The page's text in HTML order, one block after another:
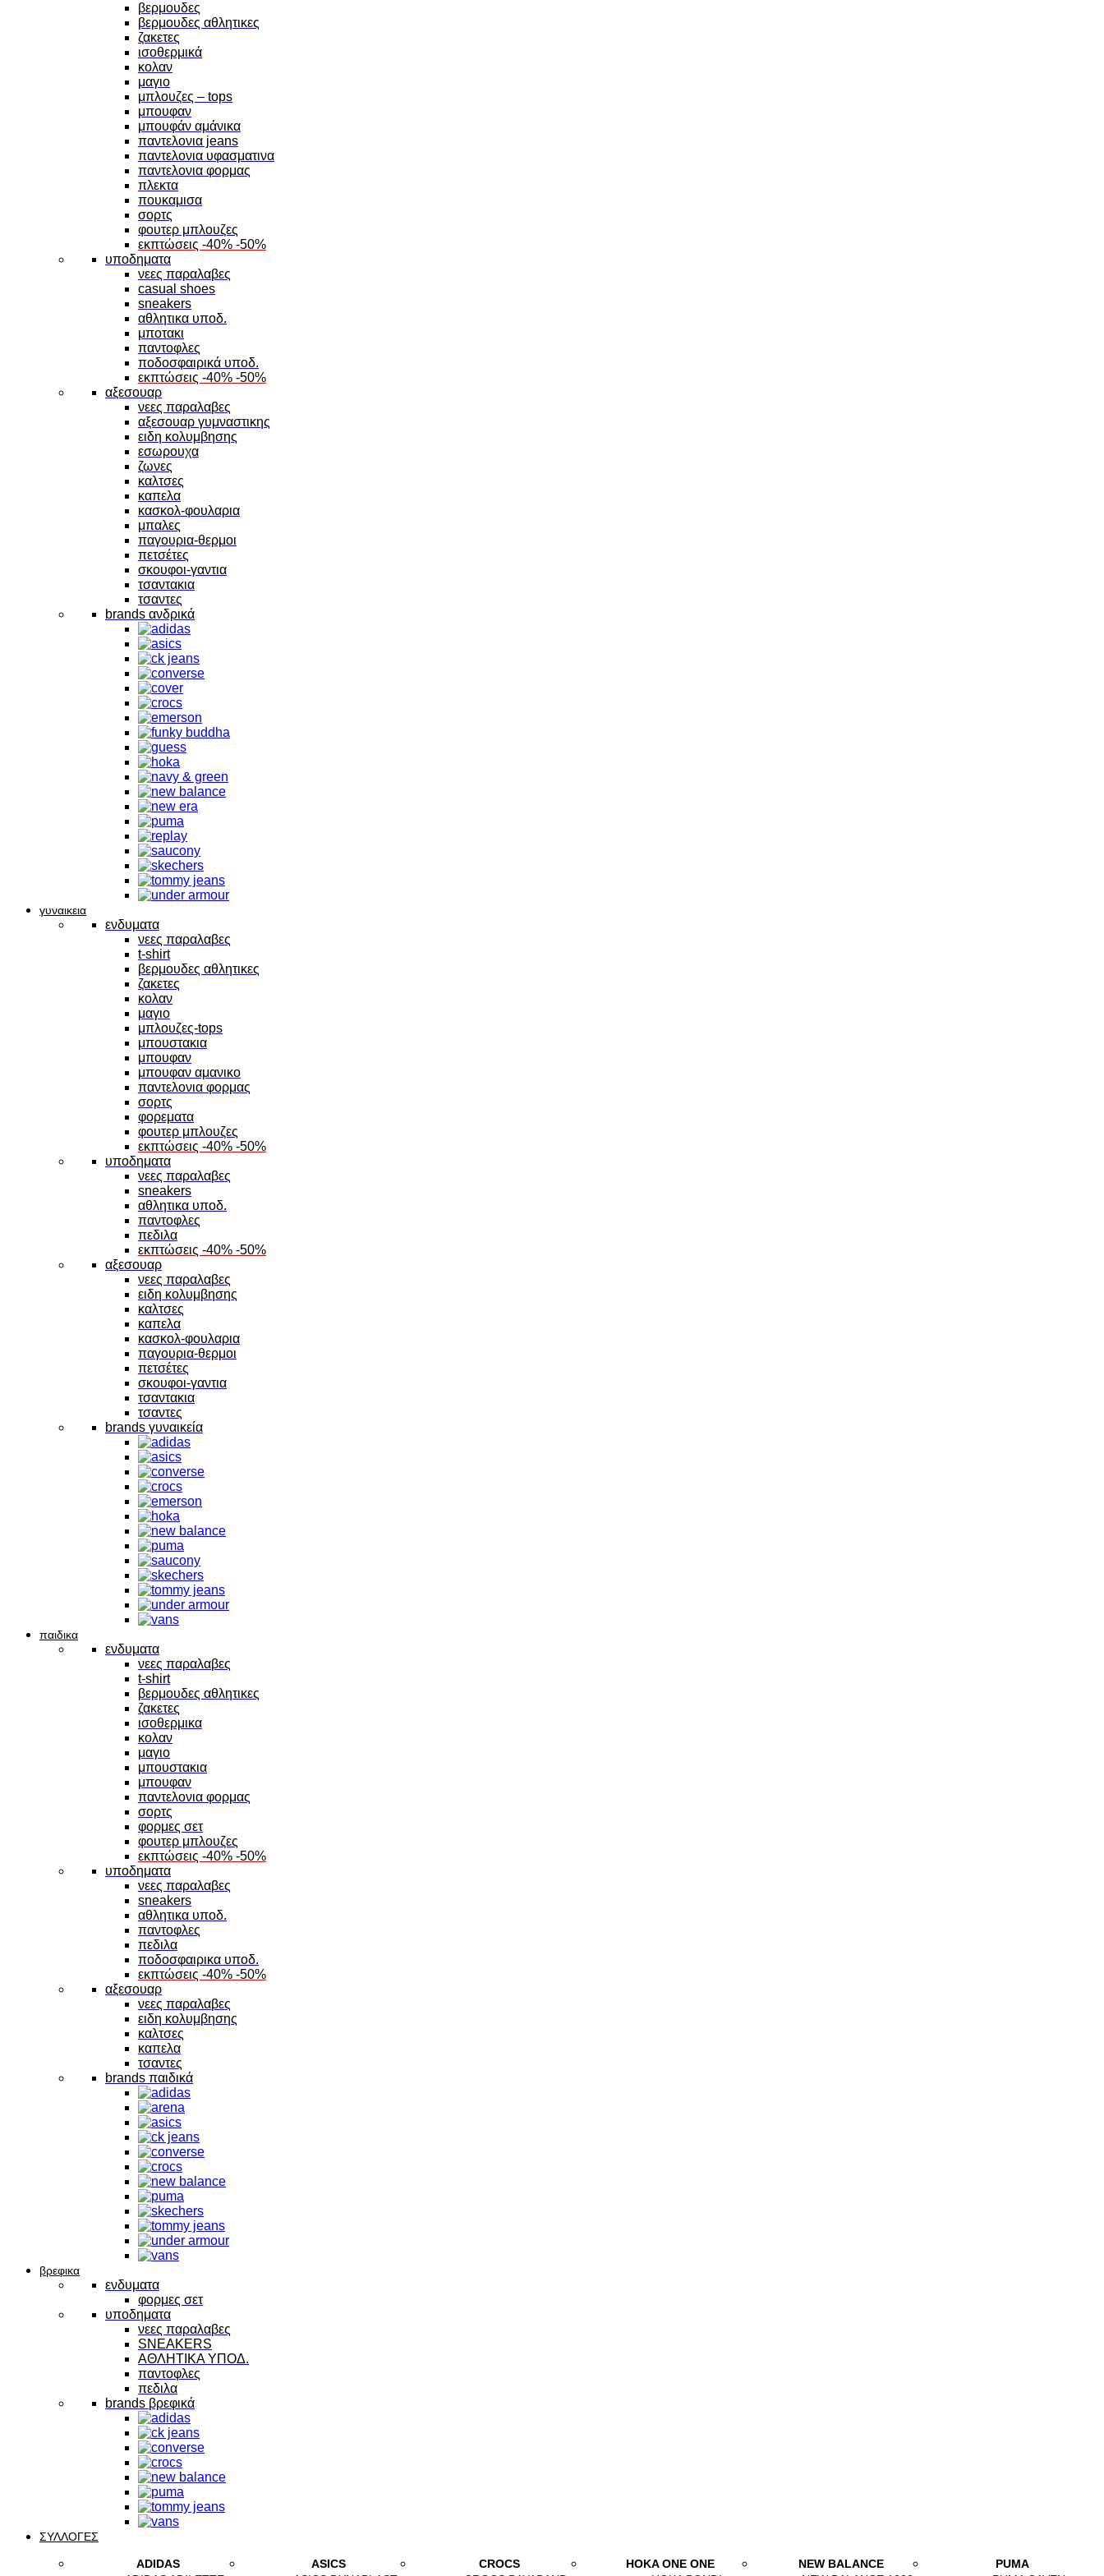
βερμουδες
βερμουδες αθλητικες
ζακετες
ισοθερμικά
κολαν
μαγιο
μπλουζες – tops
μπουφαν
μπουφάν αμάνικα
παντελονια jeans
παντελονια υφασματινα
παντελονια φορμας
πλεκτα
πουκαμισα
σορτς
φουτερ μπλουζες
εκπτώσεις -40% -50%
υποδηματα
νεες παραλαβες
casual shoes
sneakers
αθλητικα υποδ.
μποτακι
παντοφλες
ποδοσφαιρικά υποδ.
εκπτώσεις -40% -50%
αξεσουαρ
νεες παραλαβες
αξεσουαρ γυμναστικης
ειδη κολυμβησης
εσωρουχα
ζωνες
καλτσες
καπελα
κασκολ-φουλαρια
μπαλες
παγουρια-θερμοι
πετσέτες
σκουφοι-γαντια
τσαντακια
τσαντες
brands ανδρικά
γυναικεια
ενδυματα
νεες παραλαβες
t-shirt
βερμουδες αθλητικες
ζακετες
κολαν
μαγιο
μπλουζες-tops
μπουστακια
μπουφαν
μπουφαν αμανικο
παντελονια φορμας
σορτς
φορεματα
φουτερ μπλουζες
εκπτώσεις -40% -50%
υποδηματα
νεες παραλαβες
sneakers
αθλητικα υποδ.
παντοφλες
πεδιλα
εκπτώσεις -40% -50%
αξεσουαρ
νεες παραλαβες
ειδη κολυμβησης
καλτσες
καπελα
κασκολ-φουλαρια
παγουρια-θερμοι
πετσέτες
σκουφοι-γαντια
τσαντακια
τσαντες
brands γυναικεία
παιδικα
ενδυματα
νεες παραλαβες
t-shirt
βερμουδες αθλητικες
ζακετες
ισοθερμικα
κολαν
μαγιο
μπουστακια
μπουφαν
παντελονια φορμας
σορτς
φορμες σετ
φουτερ μπλουζες
εκπτώσεις -40% -50%
υποδηματα
νεες παραλαβες
sneakers
αθλητικα υποδ.
παντοφλες
πεδιλα
ποδοσφαιρικα υποδ.
εκπτώσεις -40% -50%
αξεσουαρ
νεες παραλαβες
ειδη κολυμβησης
καλτσες
καπελα
τσαντες
brands παιδικά
βρεφικα
ενδυματα
φορμες σετ
υποδηματα
νεες παραλαβες
SNEAKERS
ΑΘΛΗΤΙΚΑ ΥΠΟΔ.
παντοφλες
πεδιλα
brands βρεφικά
ΣΥΛΛΟΓΕΣ
ADIDAS
ASICS
CROCS
HOKA ONE ONE
NEW BALANCE
PUMA